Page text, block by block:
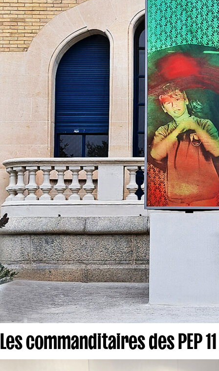
Les commanditaires des PEP 11